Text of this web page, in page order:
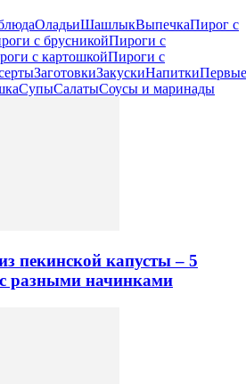
ОладьиШашлыкВыпечкаПирог с
с брусникойПироги с
с картошкойПироги с
ЗаготовкиЗакускиНапиткиПервые
СупыСалатыСоусы и маринады
пекинской капусты – 5
разными начинками